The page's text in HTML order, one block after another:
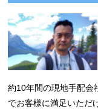
約10年間の現地手配会
でお客様に満足いただ